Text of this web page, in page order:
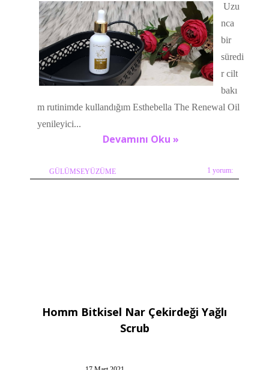
Uzu
nca
bir
süredi
r cilt
bakı
m rutinimde kullandığım Esthebella The Renewal Oil
yenileyici...
Devamını Oku »
GÜLÜMSEYÜZÜME 1 yorum:
Homm Bitkisel Nar Çekirdeği Yağlı
Scrub